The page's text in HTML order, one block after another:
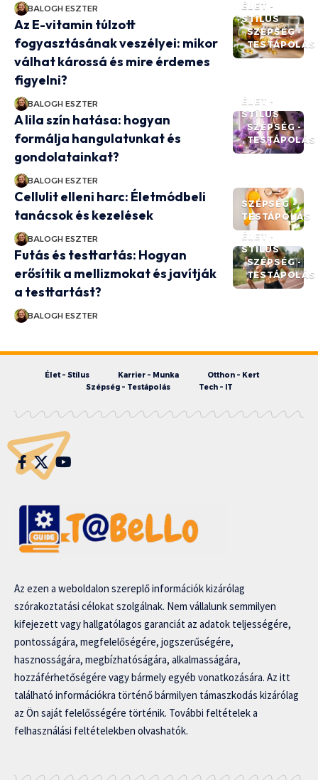
BALOGH ESZTER
ÉLET -
STÍLUS
SZÉPSÉG -
TESTÁPOLÁS
Az E-vitamin túlzott
fogyasztásának veszélyei: mikor
válhat károssá és mire érdemes
figyelni?
BALOGH ESZTER
ÉLET -
STÍLUS
SZÉPSÉG -
TESTÁPOLÁS
A lila szín hatása: hogyan
formálja hangulatunkat és
gondolatainkat?
BALOGH ESZTER
SZÉPSÉG -
TESTÁPOLÁS
Cellulit elleni harc: Életmódbeli
tanácsok és kezelések
BALOGH ESZTER
ÉLET -
STÍLUS
SZÉPSÉG -
TESTÁPOLÁS
Futás és testtartás: Hogyan
erősítik a mellizmokat és javítják
a testtartást?
BALOGH ESZTER
Élet – Stílus Karrier – Munka
Otthon – Kert
Szépség – Testápolás
Tech – IT
Az ezen a weboldalon szereplő információk kizárólag
szórakoztatási célokat szolgálnak. Nem vállalunk semmilyen
kifejezett vagy hallgatólagos garanciát az adatok teljességére,
pontosságára, megfelelőségére, jogszerűségére,
hasznosságára, megbízhatóságára, alkalmasságára,
hozzáférhetőségére vagy bármely egyéb vonatkozására. Az itt
található információkra történő bármilyen támaszkodás kizárólag
az Ön saját felelősségére történik. További feltételek a
felhasználási feltételekben olvashatók.